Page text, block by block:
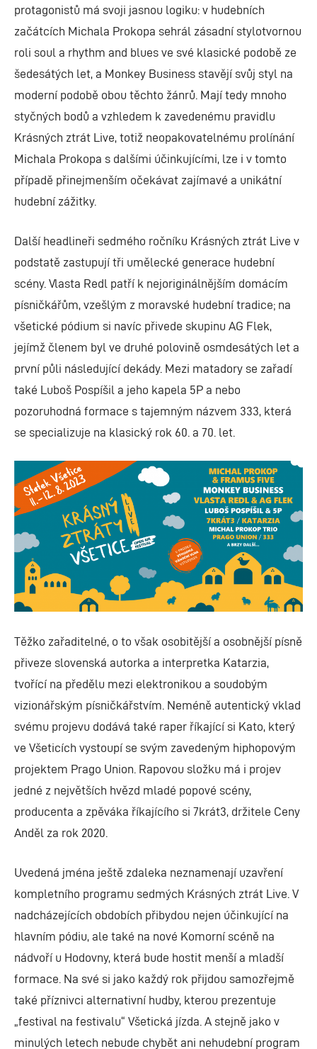
protagonistů má svoji jasnou logiku: v hudebních
začátcích Michala Prokopa sehrál zásadní stylotvornou
roli soul a rhythm and blues ve své klasické podobě ze
šedesátých let, a Monkey Business stavějí svůj styl na
moderní podobě obou těchto žánrů. Mají tedy mnoho
styčných bodů a vzhledem k zavedenému pravidlu
Krásných ztrát Live, totiž neopakovatelnému prolínání
Michala Prokopa s dalšími účinkujícími, lze i v tomto
případě přinejmenším očekávat zajímavé a unikátní
hudební zážitky.
Další headlineři sedmého ročníku Krásných ztrát Live v
podstatě zastupují tři umělecké generace hudební
scény. Vlasta Redl patří k nejoriginálnějším domácím
písničkářům, vzešlým z moravské hudební tradice; na
všetické pódium si navíc přivede skupinu AG Flek,
jejímž členem byl ve druhé polovině osmdesátých let a
první půli následující dekády. Mezi matadory se zařadí
také Luboš Pospíšil a jeho kapela 5P a nebo
pozoruhodná formace s tajemným názvem 333, která
se specializuje na klasický rok 60. a 70. let.
Těžko zařaditelné, o to však osobitější a osobnější písně
přiveze slovenská autorka a interpretka Katarzia,
tvořící na předělu mezi elektronikou a soudobým
vizionářským písničkářstvím. Neméně autentický vklad
svému projevu dodává také raper říkající si Kato, který
ve Všeticích vystoupí se svým zavedeným hiphopovým
projektem Prago Union. Rapovou složku má i projev
jedné z největších hvězd mladé popové scény,
producenta a zpěváka říkajícího si 7krát3, držitele Ceny
Anděl za rok 2020.
Uvedená jména ještě zdaleka neznamenají uzavření
kompletního programu sedmých Krásných ztrát Live. V
nadcházejících obdobích přibydou nejen účinkující na
hlavním pódiu, ale také na nové Komorní scéně na
nádvoří u Hodovny, která bude hostit menší a mladší
formace. Na své si jako každý rok přijdou samozřejmě
také příznivci alternativní hudby, kterou prezentuje
„festival na festivalu“ Všetická jízda. A stejně jako v
minulých letech nebude chybět ani nehudební program